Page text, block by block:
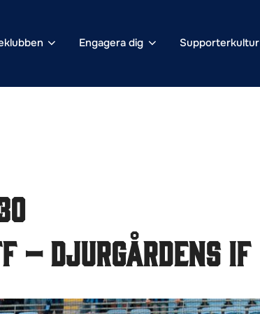
Engagera dig Supporterkultur
– Djurgårdens IF